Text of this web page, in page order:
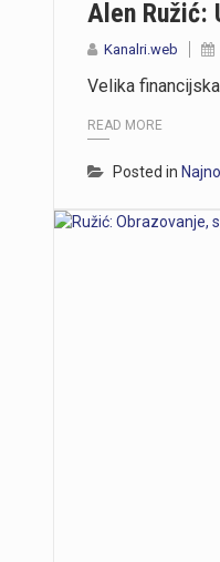
Alen Ružić:
Kanalri.web
Velika
READ MORE
Posted in